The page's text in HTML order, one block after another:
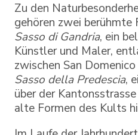
Zu den
gehören zwei berühmte
Sasso di Gandria, ein
Künstler und Maler,
zwischen San
Sasso della Predescia,
über der
alte Formen des Kults